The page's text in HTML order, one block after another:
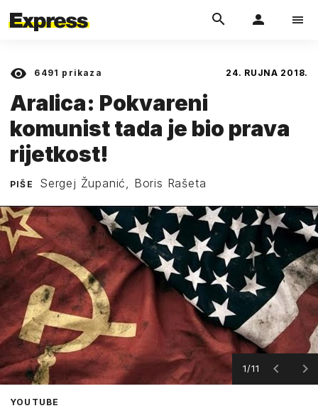
6491 prikaza 24. RUJNA 2018.
Aralica: Pokvareni
komunist tada je bio prava
rijetkost!
PIŠE Sergej Županić, Boris Rašeta
1/11
YOUTUBE